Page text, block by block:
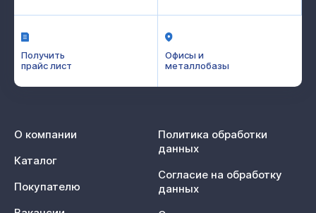
Получить
прайс лист
Офисы и
металлобазы
О компании
Каталог
Покупателю
Политика обработки
данных
Согласие на обработку
данных